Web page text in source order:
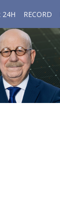
24H RECORD